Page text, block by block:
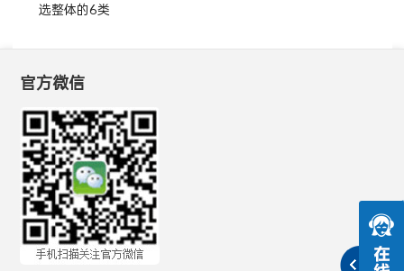
选整体的6类
官方微信